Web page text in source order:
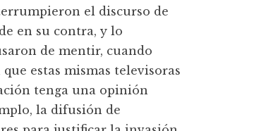
el discurso de
en su contra, y lo
de mentir, cuando
estas mismas televisoras
tenga una opinión
la difusión de